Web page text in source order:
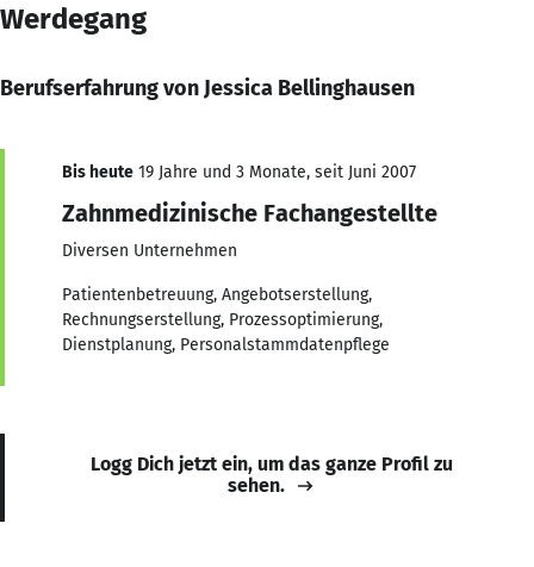
Werdegang
Berufserfahrung von Jessica Bellinghausen
Bis heute 19 Jahre und 3 Monate, seit Juni 2007
Zahnmedizinische Fachangestellte
Diversen Unternehmen
Patientenbetreuung, Angebotserstellung,
Rechnungserstellung, Prozessoptimierung,
Dienstplanung, Personalstammdatenpflege
Logg Dich jetzt ein, um das ganze Profil zu
sehen.